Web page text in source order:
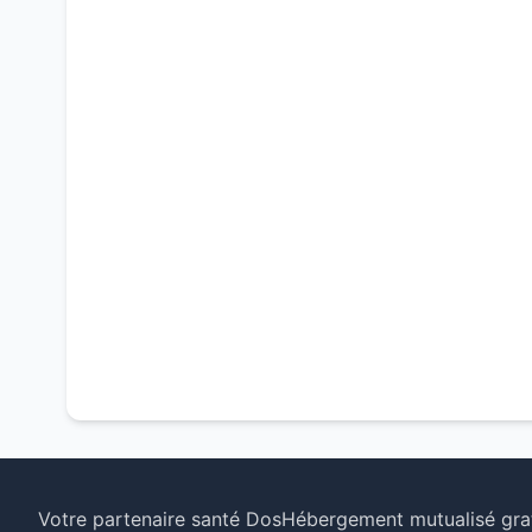
Votre partenaire santé DosHébergement mutualisé